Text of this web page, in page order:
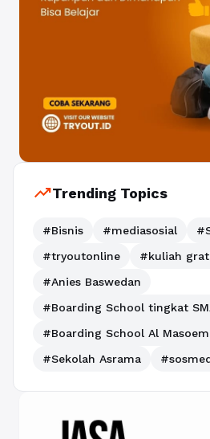
trending_upTrending Topics
#Bisnis #mediasosial
#tryoutonline
#kuliah
#Anies Baswedan
#Boarding School tingkat
#Boarding School Al
#Sekolah Asrama